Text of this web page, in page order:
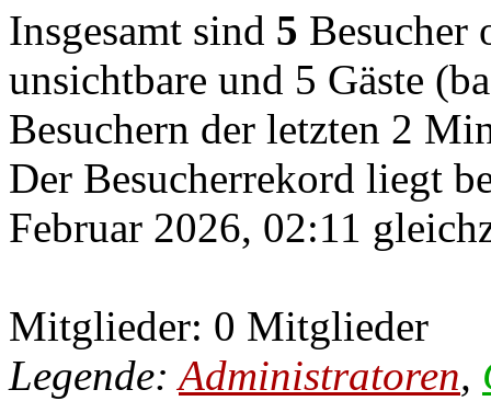
Insgesamt sind 5 Besucher
unsichtbare und 5 Gäste
Besuchern der letzten 2
Der Besucherrekord liegt
Februar 2026, 02:11
Mitglieder: 0 Mitglieder
Legende:Administratoren,